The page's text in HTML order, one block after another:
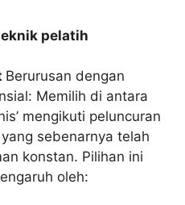
pelatih
Berurusan dengan
Memilih di antara
mengikuti peluncuran
sebenarnya telah
konstan. Pilihan ini
oleh: